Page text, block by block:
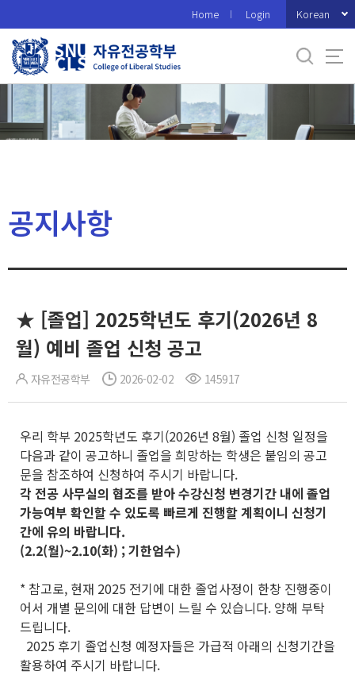
로
메
Home Login Korean
공지사항
★ [졸업] 2025학년도 후기(2026년 8
월) 예비 졸업 신청 공고
자유전공학부 2026-02-02 145917
우리 학부 2025학년도 후기(2026년 8월) 졸업 신청 일정을
다음과 같이 공고하니 졸업을 희망하는 학생은 붙임의 공고
문을 참조하여 신청하여 주시기 바랍니다.
각 전공 사무실의 협조를 받아 수강신청 변경기간 내에 졸업
가능여부 확인할 수 있도록 빠르게 진행할 계획이니 신청기
간에 유의 바랍니다.
(2.2(월)~2.10(화) ; 기한엄수)
* 참고로, 현재 2025 전기에 대한 졸업사정이 한창 진행중이
어서 개별 문의에 대한 답변이 느릴 수 있습니다. 양해 부탁
드립니다.
2025 후기 졸업신청 예정자들은 가급적 아래의 신청기간을
활용하여 주시기 바랍니다.